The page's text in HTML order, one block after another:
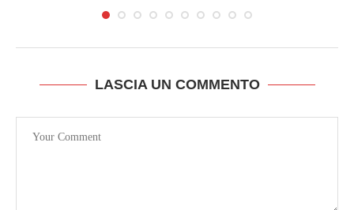
LASCIA UN COMMENTO